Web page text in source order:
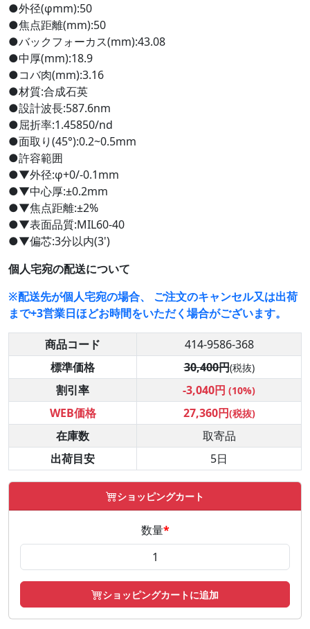
●外径(φmm):50
●焦点距離(mm):50
●バックフォーカス(mm):43.08
●中厚(mm):18.9
●コバ肉(mm):3.16
●材質:合成石英
●設計波長:587.6nm
●屈折率:1.45850/nd
●面取り(45°):0.2~0.5mm
●許容範囲
●▼外径:φ+0/-0.1mm
●▼中心厚:±0.2mm
●▼焦点距離:±2%
●▼表面品質:MIL60-40
●▼偏芯:3分以内(3')
個人宅宛の配送について
※配送先が個人宅宛の場合、 ご注文のキャンセル又は出荷
まで+3営業日ほどお時間をいただく場合がございます。
商品コード
414-9586-368
標準価格
30,400円(税抜)
割引率 -3,040円 (10%)
WEB価格 27,360円(税抜)
在庫数
取寄品
出荷目安
5日
ショッピングカート
数量*
ショッピングカートに追加